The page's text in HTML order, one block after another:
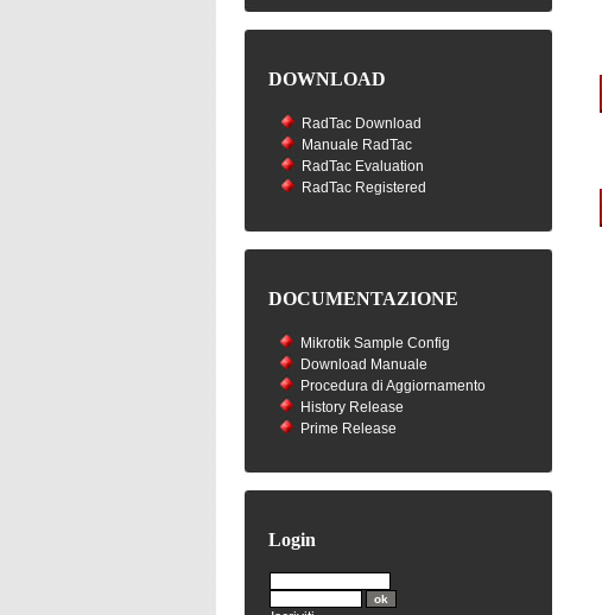
DOWNLOAD
RadTac Download
Manuale RadTac
RadTac Evaluation
RadTac Registered
DOCUMENTAZIONE
Mikrotik Sample Config
Download Manuale
Procedura di Aggiornamento
History Release
Prime Release
Login